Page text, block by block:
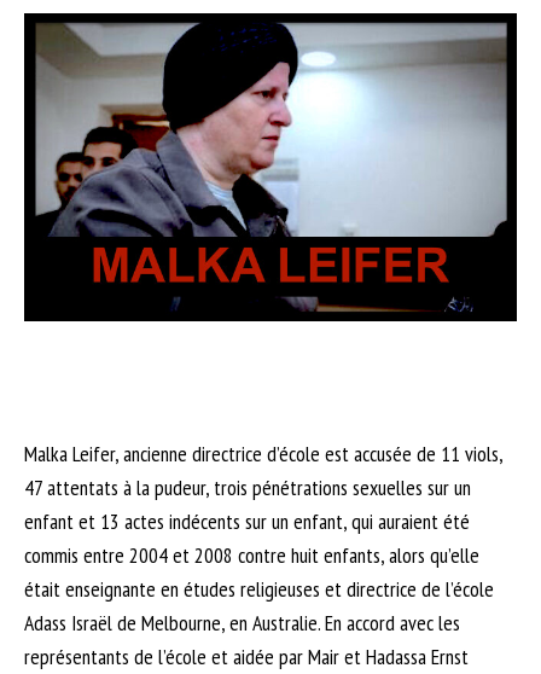
Malka Leifer, ancienne directrice d’école est accusée de 11 viols,
47 attentats à la pudeur, trois pénétrations sexuelles sur un
enfant et 13 actes indécents sur un enfant, qui auraient été
commis entre 2004 et 2008 contre huit enfants, alors qu’elle
était enseignante en études religieuses et directrice de l’école
Adass Israël de Melbourne, en Australie. En accord avec les
représentants de l’école et aidée par Mair et Hadassa Ernst